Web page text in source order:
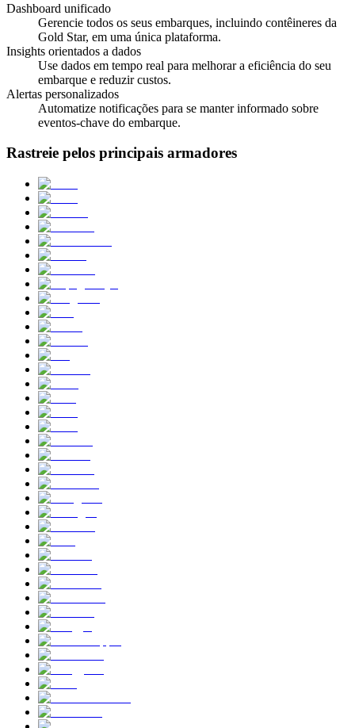
Dashboard unificado
Gerencie todos os seus embarques, incluindo contêineres da
Gold Star, em uma única plataforma.
Insights orientados a dados
Use dados em tempo real para melhorar a eficiência do seu
embarque e reduzir custos.
Alertas personalizados
Automatize notificações para se manter informado sobre
eventos-chave do embarque.
Rastreie pelos principais armadores